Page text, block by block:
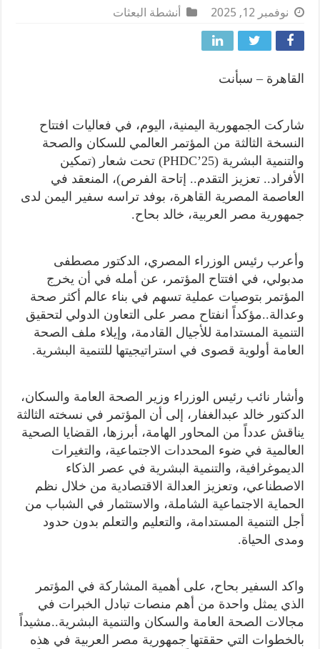
نوفمبر 12, 2025 أنشطة البعثات
القاهرة – سبأنت
شاركت الجمهورية اليمنية، اليوم، في فعاليات افتتاح
النسخة الثالثة من المؤتمر العالمي للسكان والصحة
والتنمية البشرية (PHDC’25) تحت شعار (تمكين
الأفراد.. تعزيز التقدم.. إتاحة الفرص)، المنعقد في
العاصمة المصرية القاهرة، بوفد تراسه سفير اليمن لدى
جمهورية مصر العربية، خالد بحاح.
وأعرب رئيس الوزراء المصري، الدكتور مصطفى
مدبولي، في افتتاح المؤتمر، عن أمله في أن يخرج
المؤتمر بتوصيات عملية تسهم في بناء عالم أكثر صحة
وعدالة..مؤكداً انفتاح مصر على التعاون الدولي لتحقيق
التنمية المستدامة للأجيال القادمة، وإيلاء ملف الصحة
العامة أولوية قصوى في استراتيجيتها للتنمية البشرية.
وأشار نائب رئيس الوزراء وزير الصحة العامة والسكان،
الدكتور خالد عبدالغفار، إلى أن المؤتمر في نسخته الثالثة
يناقش عدداً من المحاور الهامة، أبرزها، القضايا الصحية
العالمية في ضوء المحددات الاجتماعية، والتغيرات
الديموغرافية، والتنمية البشرية في عصر الذكاء
الاصطناعي، وتعزيز العدالة الاقتصادية من خلال نظم
الحماية الاجتماعية الشاملة، والاستثمار في الشباب من
أجل التنمية المستدامة، والتعليم والتعلم بدون حدود
ومدى الحياة.
واكد السفير بحاح، على أهمية المشاركة في المؤتمر
الذي يمثل واحدة من أهم منصات تبادل الخبرات في
مجالات الصحة العامة والسكان والتنمية البشرية..مشيداً
بالخطوات التي حققتها جمهورية مصر العربية في هذه